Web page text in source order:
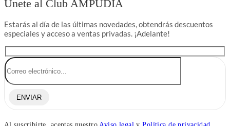
Únete al Club AMPUDIA
Estarás al día de las últimas novedades, obtendrás descuentos
especiales y acceso a ventas privadas. ¡Adelante!
ENVIAR